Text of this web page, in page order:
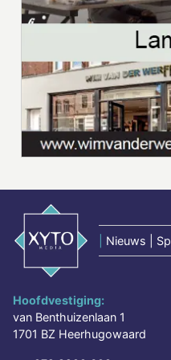
Nieuws |
Hoofdvestiging:
van Benthuizenlaan 1
1701 BZ Heerhugowaard